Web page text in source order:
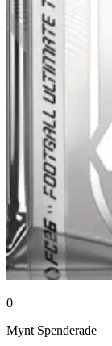
0
Mynt Spenderade